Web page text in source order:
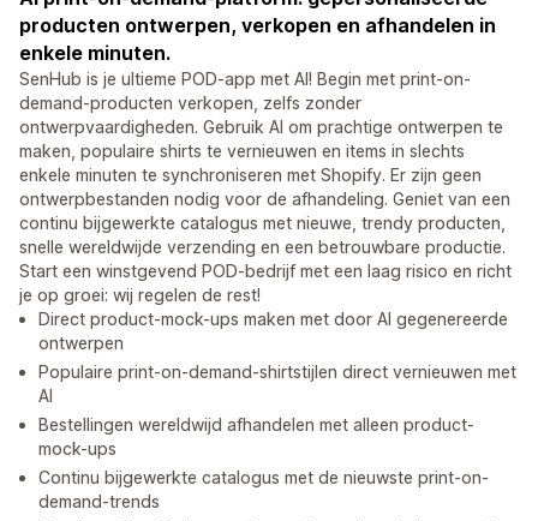
producten ontwerpen, verkopen en afhandelen in
enkele minuten.
SenHub is je ultieme POD-app met AI! Begin met print-on-
demand-producten verkopen, zelfs zonder
ontwerpvaardigheden. Gebruik AI om prachtige ontwerpen te
maken, populaire shirts te vernieuwen en items in slechts
enkele minuten te synchroniseren met Shopify. Er zijn geen
ontwerpbestanden nodig voor de afhandeling. Geniet van een
continu bijgewerkte catalogus met nieuwe, trendy producten,
snelle wereldwijde verzending en een betrouwbare productie.
Start een winstgevend POD-bedrijf met een laag risico en richt
je op groei: wij regelen de rest!
Direct product-mock-ups maken met door AI gegenereerde
ontwerpen
Populaire print-on-demand-shirtstijlen direct vernieuwen met
AI
Bestellingen wereldwijd afhandelen met alleen product-
mock-ups
Continu bijgewerkte catalogus met de nieuwste print-on-
demand-trends